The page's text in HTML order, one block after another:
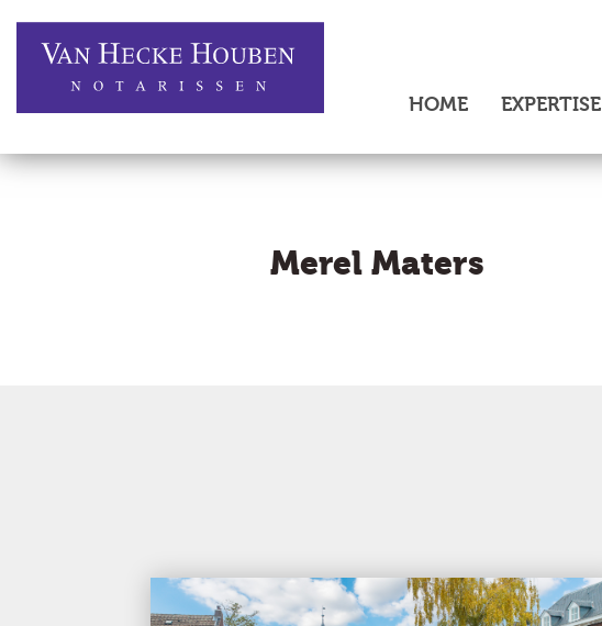
HOME EXPERTISE
Merel Maters